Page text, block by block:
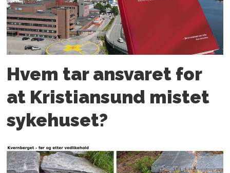
Hvem tar ansvaret for
at Kristiansund mistet
sykehuset?